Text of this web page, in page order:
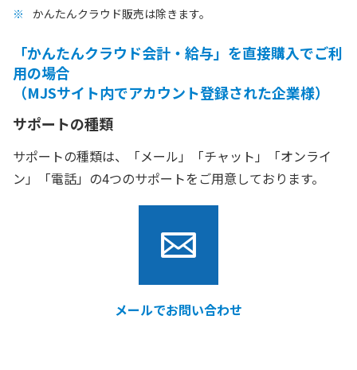
かんたんクラウド販売は除きます。
「かんたんクラウド会計・給与」を直接購入でご利
用の場合
（MJSサイト内でアカウント登録された企業様）
サポートの種類
サポートの種類は、「メール」「チャット」「オンライ
ン」「電話」の4つのサポートをご用意しております。
メールでお問い合わせ